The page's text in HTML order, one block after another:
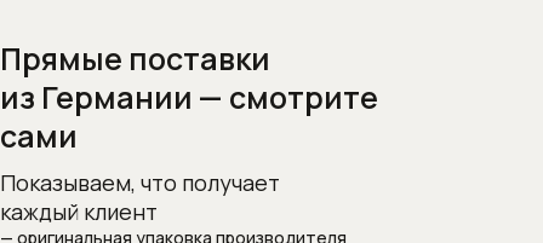
Раковины (чаши) накладные на
столешницу
Раковины встраиваемые в
столешницу
Прямые поставки
из Германии — смотрите
сами
Показываем, что получает
каждый клиент
— оригинальная упаковка производителя